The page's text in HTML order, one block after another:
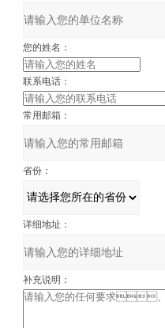
您的姓名：
联系电话：
常用邮箱：
省份：
详细地址：
补充说明：